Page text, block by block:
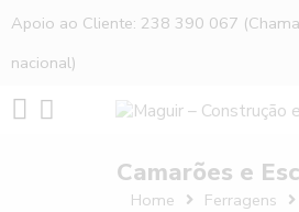
Apoio ao Cliente: 238 390 067
nacional)
Camarões e
Home Ferragens